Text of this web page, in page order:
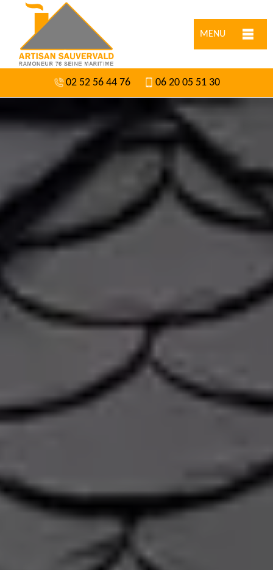
MENU
02 52 56 44 76 06 20 05 51 30